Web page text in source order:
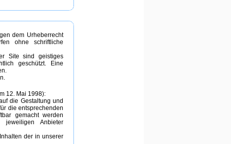
dem Urheberrecht
ohne schriftliche
Site sind geistiges
geschützt. Eine
12. Mai 1998):
die Gestaltung und
die entsprechenden
gemacht werden
Anbieter
der in unserer